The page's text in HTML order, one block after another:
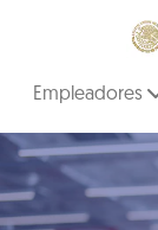
Empleadores